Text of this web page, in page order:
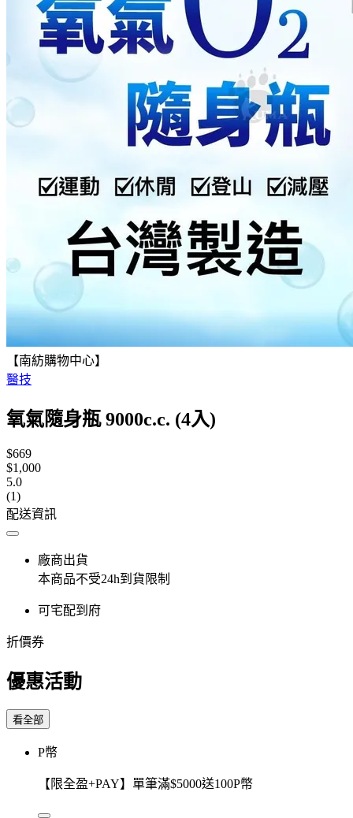
【南紡購物中心】
醫技
氧氣隨身瓶 9000c.c. (4入)
$669
$1,000
5.0
(1)
配送資訊
廠商出貨
本商品不受24h到貨限制
可宅配到府
折價券
優惠活動
看全部
P幣
【限全盈+PAY】單筆滿$5000送100P幣